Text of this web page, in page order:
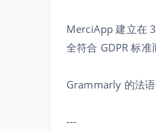
MerciApp 建立在
全符合 GDPR 标准
Grammarly 的法语
---